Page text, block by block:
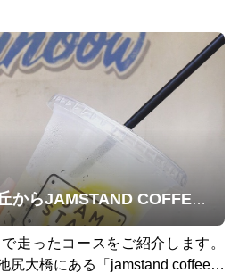
夏を満喫！自由が丘からJAMSTAND COFFEEをめざすRUNTRIP！
走ったコースをご紹介します。
尻大橋にある「jamstand coffee」